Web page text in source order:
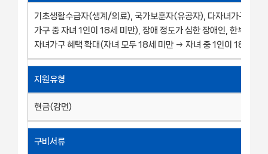
기초생활수급자(생계/의료), 국가보훈자(유공자), 다자녀가구(3자
가구 중 자녀 1인이 18세 미만), 장애 정도가 심한 장애인, 한부모가
자녀가구 혜택 확대(자녀 모두 18세 미만 → 자녀 중 1인이 18세 미
지원유형
현금(감면)
구비서류